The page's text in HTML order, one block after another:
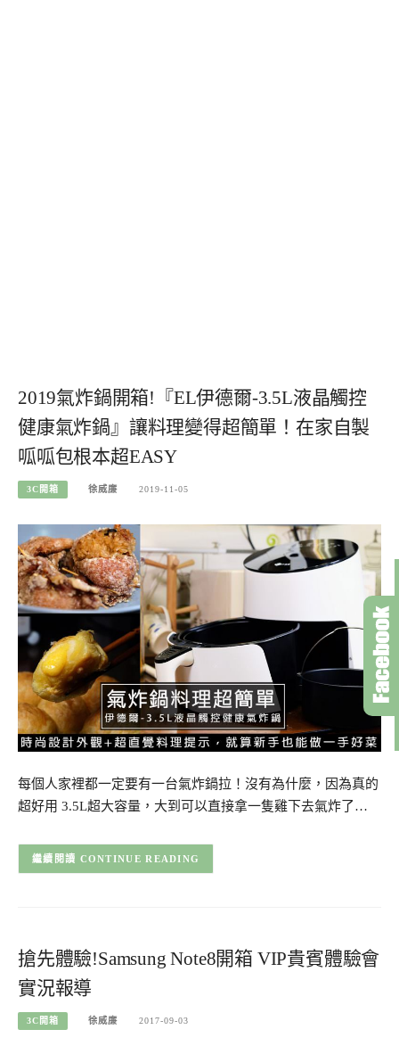
2019氣炸鍋開箱!『EL伊德爾-3.5L液晶觸控
健康氣炸鍋』讓料理變得超簡單！在家自製
呱呱包根本超EASY
3C開箱 徐威廉 2019-11-05
每個人家裡都一定要有一台氣炸鍋拉！沒有為什麼，因為真的
超好用 3.5L超大容量，大到可以直接拿一隻雞下去氣炸了…
CONTINUE READING
搶先體驗!Samsung Note8開箱 VIP貴賓體驗會
實況報導
3C開箱 徐威廉 2017-09-03